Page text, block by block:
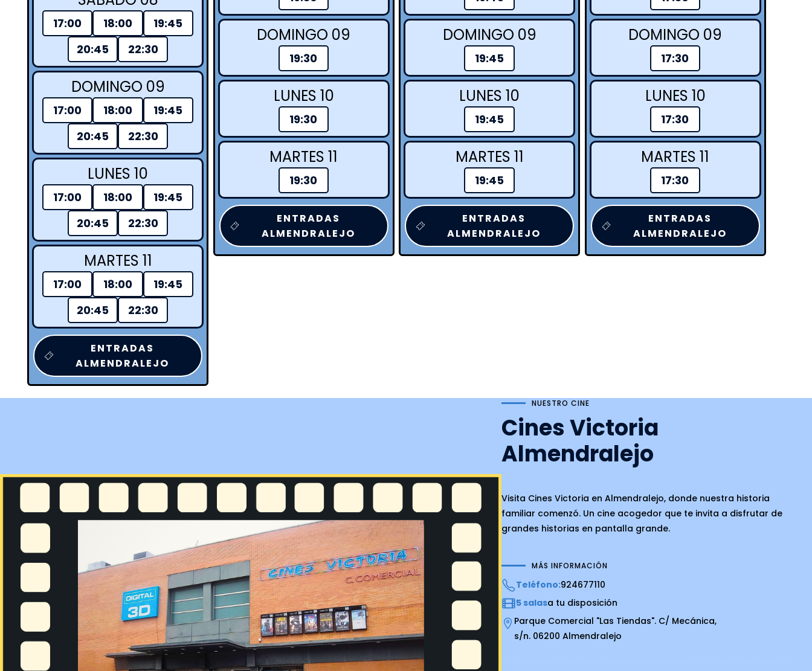
17:00 18:00
19:45
20:45
22:30
DOMINGO 09
17:00 18:00
19:45
20:45
22:30
LUNES 10
17:00 18:00
19:45
20:45
22:30
MARTES 11
17:00 18:00
19:45
20:45
22:30
ENTRADAS
ALMENDRALEJO
DOMINGO 09
19:30
LUNES 10
19:30
MARTES 11
19:30
ENTRADAS
ALMENDRALEJO
DOMINGO 09
19:45
LUNES 10
19:45
MARTES 11
19:45
ENTRADAS
ALMENDRALEJO
DOMINGO 09
17:30
LUNES 10
17:30
MARTES 11
17:30
ENTRADAS
ALMENDRALEJO
NUESTRO CINE
Cines Victoria
Almendralejo
Visita Cines Victoria en Almendralejo, donde nuestra historia
familiar comenzó. Un cine acogedor que te invita a disfrutar de
grandes historias en pantalla grande.
MÁS INFORMACIÓN
Teléfono:924677110
5 salasa tu disposición
Parque Comercial "Las Tiendas". C/ Mecánica,
s/n. 06200 Almendralejo